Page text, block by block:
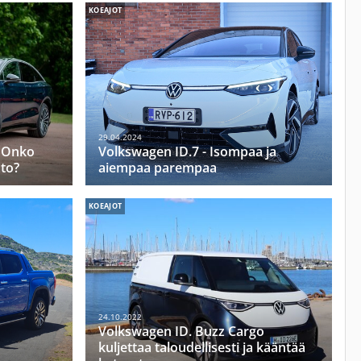
KOEAJOT
29.04.2024
Volkswagen ID.7 - Isompaa ja
aiempaa parempaa
KOEAJOT
24.10.2022
Volkswagen ID. Buzz Cargo
kuljettaa taloudellisesti ja kääntää